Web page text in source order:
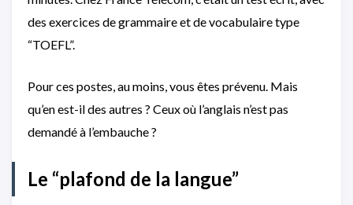
des exercices de grammaire et de vocabulaire type
“TOEFL”.
Pour ces postes, au moins, vous êtes prévenu. Mais
qu’en est-il des autres ? Ceux où l’anglais n’est pas
demandé à l’embauche ?
Le “plafond de la langue”